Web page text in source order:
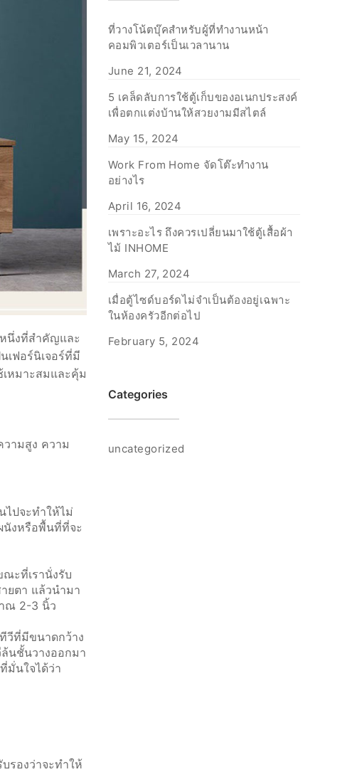
นึ่งที่สำคัญและ
เฟอร์นิเจอร์ที่มี
เหมาะสมและคุ้ม
ามสูง ความ
ปจะทำให้ไม่
นังหรือพื้นที่ที่จะ
ะที่เรานั่งรับ
ยตา แล้วนำมา
าณ 2-3 นิ้ว
วีที่มีขนาดกว้าง
ล้นชั้นวางออกมา
มั่นใจได้ว่า
รองว่าจะทำให้
ที่วางโน้ตบุ๊คสำหรับผู้ที่ทำงานหน้า
คอมพิวเตอร์เป็นเวลานาน
June 21, 2024
5 เคล็ดลับการใช้ตู้เก็บของอเนกประสงค์
เพื่อตกแต่งบ้านให้สวยงามมีสไตล์
May 15, 2024
Work From Home จัดโต๊ะทำงาน
อย่างไร
April 16, 2024
เพราะอะไร ถึงควรเปลี่ยนมาใช้ตู้เสื้อผ้า
ไม้ INHOME
March 27, 2024
เมื่อตู้ไซด์บอร์ดไม่จำเป็นต้องอยู่เฉพาะ
ในห้องครัวอีกต่อไป
February 5, 2024
Categories
uncategorized